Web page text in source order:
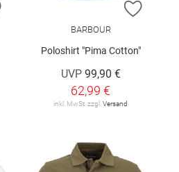
ZUR WUNSCHLISTE HINZUFÜGEN
ZUR
BARBOUR
Poloshirt "Pima Cotton"
UVP 99,90 €
62,99 €
inkl. MwSt. zzgl. Versand